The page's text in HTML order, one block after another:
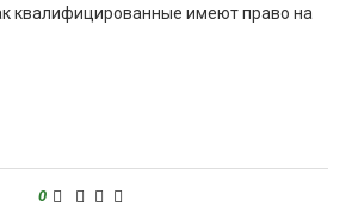
квалифицированные имеют право на
0